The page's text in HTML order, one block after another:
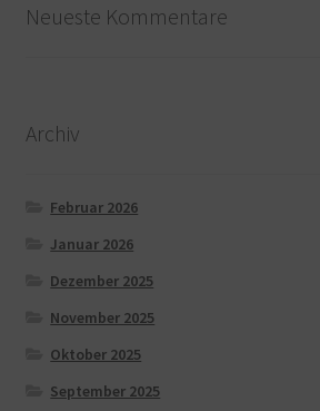
Neueste Kommentare
Archiv
Februar 2026
Januar 2026
Dezember 2025
November 2025
Oktober 2025
September 2025